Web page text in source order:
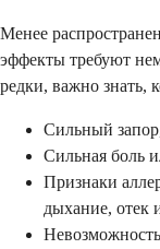
Менее
эффекты требуют
редки, важно знать,
Сильный
Сильная боль
Признаки
дыхание, отек